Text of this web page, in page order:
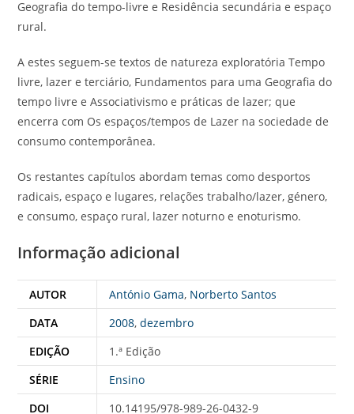
Geografia do tempo-livre e Residência secundária e espaço
rural.
A estes seguem-se textos de natureza exploratória Tempo
livre, lazer e terciário, Fundamentos para uma Geografia do
tempo livre e Associativismo e práticas de lazer; que
encerra com Os espaços/tempos de Lazer na sociedade de
consumo contemporânea.
Os restantes capítulos abordam temas como desportos
radicais, espaço e lugares, relações trabalho/lazer, género,
e consumo, espaço rural, lazer noturno e enoturismo.
Informação adicional
AUTOR António Gama, Norberto Santos
DATA
2008,dezembro
EDIÇÃO
1.ª Edição
SÉRIE
Ensino
DOI
10.14195/978-989-26-0432-9